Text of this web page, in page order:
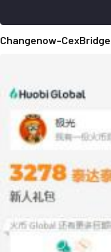
Changenow-CexBridge